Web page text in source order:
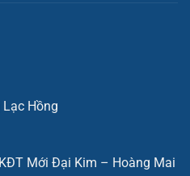
Lạc Hồng
Mới Đại Kim – Hoàng Mai